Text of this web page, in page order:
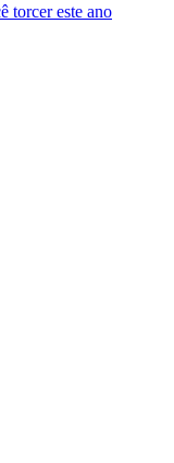
torcer este ano